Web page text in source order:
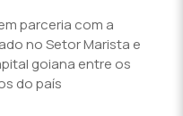
parceria com a
no Setor Marista e
goiana entre os
do país